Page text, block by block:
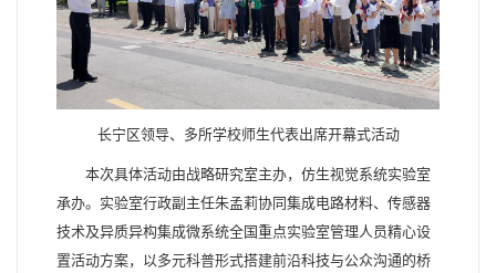
长宁区领导、多所学校师生代表出席开幕式活动
本次具体活动由战略研究室主办，仿生视觉系统实验室
承办。实验室行政副主任朱孟莉协同集成电路材料、传感器
技术及异质异构集成微系统全国重点实验室管理人员精心设
置活动方案，以多元科普形式搭建前沿科技与公众沟通的桥